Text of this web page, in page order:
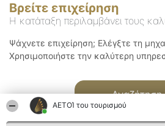
ΑΕΤΟΊ του τουρισμού
Βρείτε επιχείρηση
Η κατάταξη περιλαμβάνει τους
Ψάχνετε επιχείρηση; Ελέγξτε τη
Χρησιμοποιήστε την καλύτερη
Αναζήτηση